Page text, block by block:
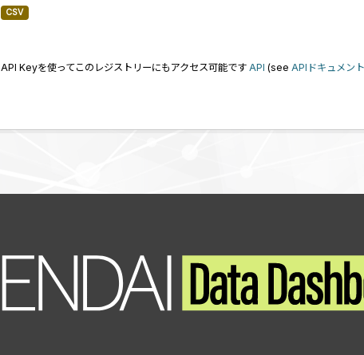
CSV
API Keyを使ってこのレジストリーにもアクセス可能です API (see APIドキュメント